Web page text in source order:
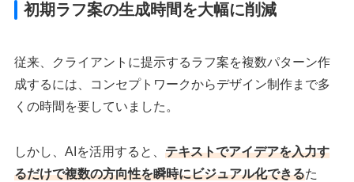
初期ラフ案の生成時間を大幅に削減
従来、クライアントに提示するラフ案を複数パターン作
成するには、コンセプトワークからデザイン制作まで多
くの時間を要していました。
しかし、AIを活用すると、テキストでアイデアを入力す
るだけで複数の方向性を瞬時にビジュアル化できるた